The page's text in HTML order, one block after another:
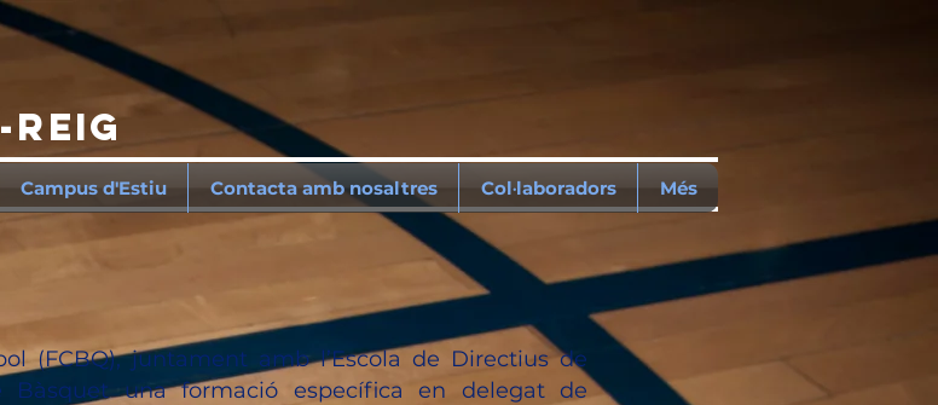
reig
Campus d'Estiu Contacta amb nosaltres Col·laboradors Més
(FCBQ), juntament amb l’Escola de Directius de
Bàsquet una formació específica en delegat de